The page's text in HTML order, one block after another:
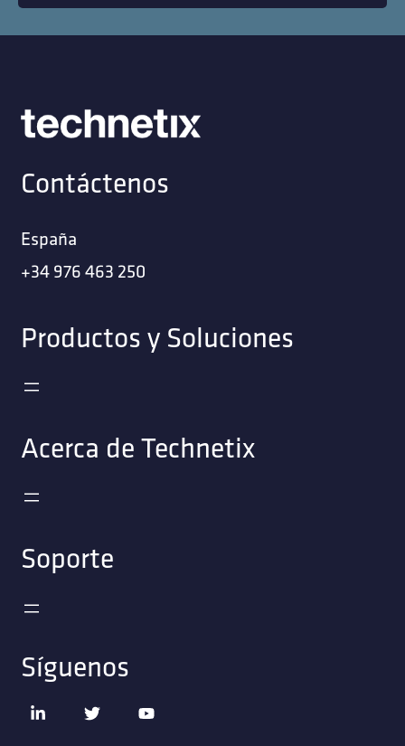
Contáctenos
España
+34 976 463 250
Productos y Soluciones
Acerca de Technetix
Soporte
Síguenos